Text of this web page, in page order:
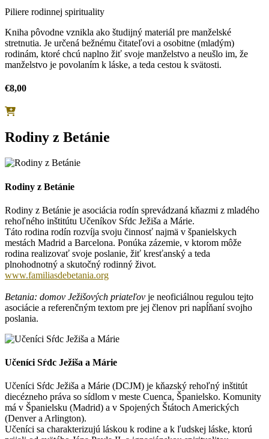
Piliere rodinnej spirituality
Kniha pôvodne vznikla ako študijný materiál pre manželské
stretnutia. Je určená bežnému čitateľovi a osobitne (mladým)
rodinám, ktoré chcú naplno žiť svoje manželstvo a neušlo im, že
manželstvo je povolaním k láske, a teda cestou k svätosti.
€8,00
Rodiny z Betánie
Rodiny z Betánie
Rodiny z Betánie je asociácia rodín sprevádzaná kňazmi z mladého
rehoľného inštitútu Učeníkov Sŕdc Ježiša a Márie.
Táto rodina rodín rozvíja svoju činnosť najmä v španielskych
mestách Madrid a Barcelona. Ponúka zázemie, v ktorom môže
rodina realizovať svoje poslanie, žiť kresťanský a teda
plnohodnotný a skutočný rodinný život.
www.familiasdebetania.org
Betania: domov Ježišových priateľov je neoficiálnou regulou tejto
asociácie a referenčným textom pre jej členov pri napĺňaní svojho
poslania.
Učeníci Sŕdc Ježiša a Márie
Učeníci Sŕdc Ježiša a Márie (DCJM) je kňazský rehoľný inštitút
diecézneho práva so sídlom v meste Cuenca, Španielsko. Komunity
má v Španielsku (Madrid) a v Spojených Štátoch Amerických
(Denver a Arlington).
Učeníci sa charakterizujú láskou k rodine a k ľudskej láske, ktorú